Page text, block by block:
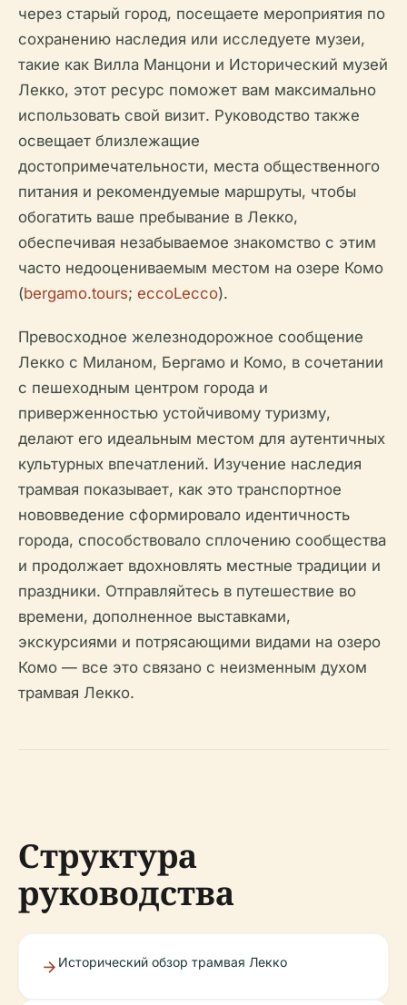
через старый город, посещаете мероприятия по
сохранению наследия или исследуете музеи,
такие как Вилла Манцони и Исторический музей
Лекко, этот ресурс поможет вам максимально
использовать свой визит. Руководство также
освещает близлежащие
достопримечательности, места общественного
питания и рекомендуемые маршруты, чтобы
обогатить ваше пребывание в Лекко,
обеспечивая незабываемое знакомство с этим
часто недооцениваемым местом на озере Комо
(bergamo.tours; eccoLecco).
Превосходное железнодорожное сообщение
Лекко с Миланом, Бергамо и Комо, в сочетании
с пешеходным центром города и
приверженностью устойчивому туризму,
делают его идеальным местом для аутентичных
культурных впечатлений. Изучение наследия
трамвая показывает, как это транспортное
нововведение сформировало идентичность
города, способствовало сплочению сообщества
и продолжает вдохновлять местные традиции и
праздники. Отправляйтесь в путешествие во
времени, дополненное выставками,
экскурсиями и потрясающими видами на озеро
Комо — все это связано с неизменным духом
трамвая Лекко.
Структура
руководства
Исторический обзор трамвая Лекко